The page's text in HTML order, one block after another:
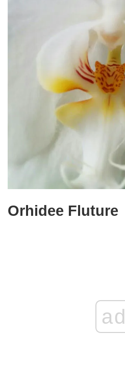
Orhidee Fluture
ad